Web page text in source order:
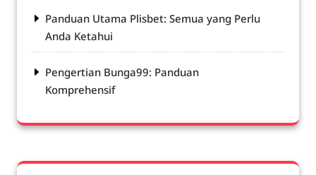
Panduan Utama Plisbet: Semua yang Perlu
Anda Ketahui
Pengertian Bunga99: Panduan
Komprehensif